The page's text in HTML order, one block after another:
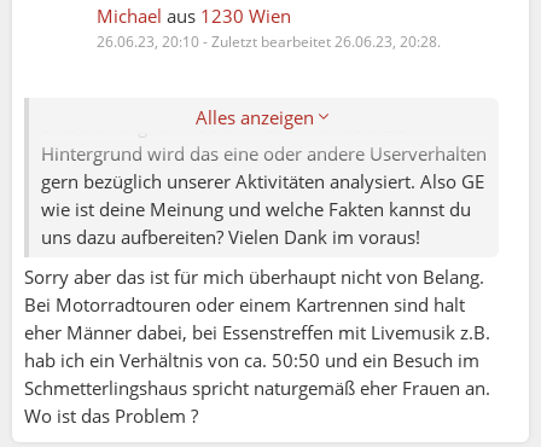
Michael aus 1230 Wien
26.06.23, 20:10-Zuletzt bearbeitet 26.06.23, 20:28.
Alles anzeigen
Wolfgang:
Ich möchte sagen Eva, deine Fragestellung ist für eine
eine Stellungnahme sehr freuen. Ich schätze im
Hintergrund wird das eine oder andere Userverhalten
gern bezüglich unserer Aktivitäten analysiert. Also GE
wie ist deine Meinung und welche Fakten kannst du
uns dazu aufbereiten? Vielen Dank im voraus!
Sorry aber das ist für mich überhaupt nicht von Belang.
Bei Motorradtouren oder einem Kartrennen sind halt
eher Männer dabei, bei Essenstreffen mit Livemusik z.B.
hab ich ein Verhältnis von ca. 50:50 und ein Besuch im
Schmetterlingshaus spricht naturgemäß eher Frauen an.
Wo ist das Problem ?